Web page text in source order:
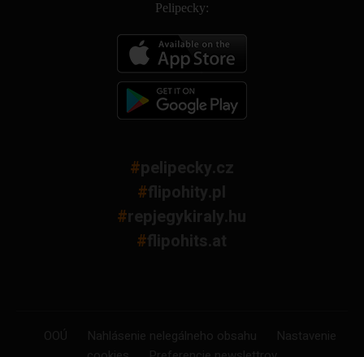
Pelipecky:
#pelipecky.cz
#flipohity.pl
#repjegykiraly.hu
#flipohits.at
OOÚ Nahlásenie nelegálneho obsahu
Nastavenie